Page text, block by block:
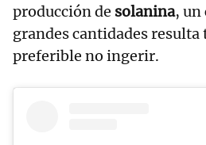
producción de solanina, un
grandes cantidades resulta
preferible no ingerir.